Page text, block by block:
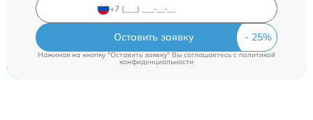
Оставить заявку
Нажимая на кнопку "Оставить заявку" Вы соглашаетесь cполитикой
конфиденциальности